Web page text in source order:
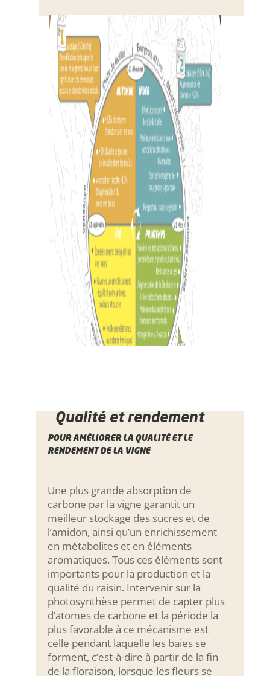
Qualité et rendement
POUR AMÉLIORER LA QUALITÉ ET LE
RENDEMENT DE LA VIGNE
Une plus grande absorption de
carbone par la vigne garantit un
meilleur stockage des sucres et de
l’amidon, ainsi qu’un enrichissement
en métabolites et en éléments
aromatiques. Tous ces éléments sont
importants pour la production et la
qualité du raisin. Intervenir sur la
photosynthèse permet de capter plus
d’atomes de carbone et la période la
plus favorable à ce mécanisme est
celle pendant laquelle les baies se
forment, c’est-à-dire à partir de la fin
de la floraison, lorsque les fleurs se